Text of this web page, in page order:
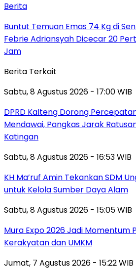
Berita
Buntut Temuan Emas 74 Kg di
Febrie Adriansyah Dicecar 20
Jam
Berita Terkait
Sabtu, 8 Agustus 2026 - 17:00 WIB
DPRD Kalteng Dorong
Mendawai, Pangkas Jarak
Katingan
Sabtu, 8 Agustus 2026 - 16:53 WIB
KH Ma’ruf Amin Tekankan SDM
untuk Kelola Sumber Daya Alam
Sabtu, 8 Agustus 2026 - 15:05 WIB
Mura Expo 2026 Jadi Momentum
Kerakyatan dan UMKM
Jumat, 7 Agustus 2026 - 15:22 WIB